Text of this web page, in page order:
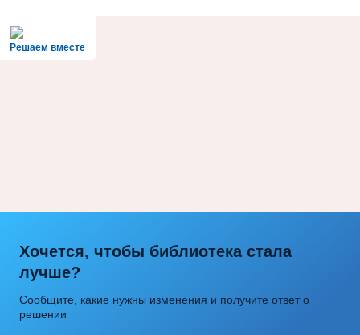
Решаем вместе
Хочется, чтобы библиотека стала
лучше?
Сообщите, какие нужны изменения и получите ответ о
решении